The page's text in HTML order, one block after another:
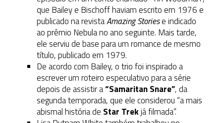
que Bailey e Bischoff haviam escrito em 1976 e
publicado na revistaAmazing Storiese indicado
ao prêmio Nebula no ano seguinte. Mais tarde,
ele serviu de base para um romance de mesmo
título, publicado em 1979.
De acordo com Bailey, o trio foi inspirado a
escrever um roteiro especulativo para a série
depois de assistir a“Samaritan Snare”, da
segunda temporada, que ele considerou “a mais
abismal história de Star Trekjá filmada”.